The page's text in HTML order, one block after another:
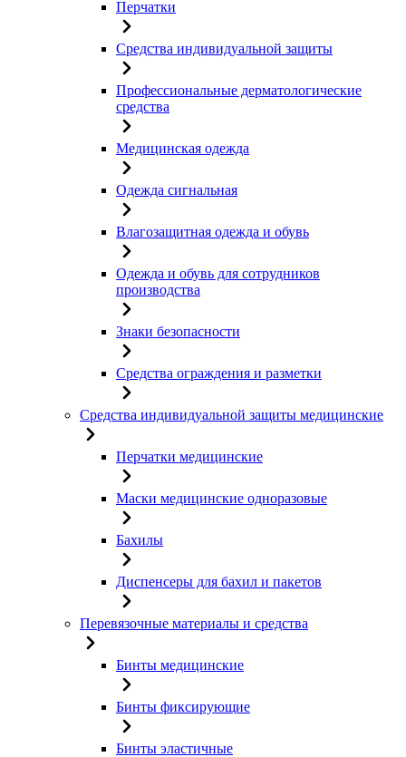
Перчатки
Средства индивидуальной защиты
Профессиональные дерматологические
средства
Медицинская одежда
Одежда сигнальная
Влагозащитная одежда и обувь
Одежда и обувь для сотрудников
производства
Знаки безопасности
Средства ограждения и разметки
Средства индивидуальной защиты медицинские
Перчатки медицинские
Маски медицинские одноразовые
Бахилы
Диспенсеры для бахил и пакетов
Перевязочные материалы и средства
Бинты медицинские
Бинты фиксирующие
Бинты эластичные